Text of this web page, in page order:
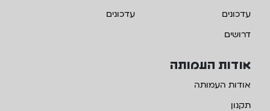
אודות העמותה
אודות העמותה
תקנון
עדכונים
דרושים
עדכונים